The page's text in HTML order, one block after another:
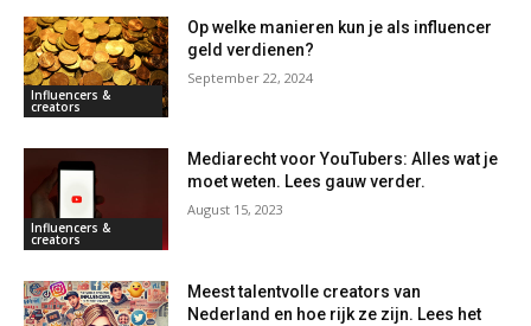
Influencers &
creators
Op welke manieren kun je als influencer
geld verdienen?
September 22, 2024
Influencers &
creators
Mediarecht voor YouTubers: Alles wat je
moet weten. Lees gauw verder.
August 15, 2023
Meest talentvolle creators van
Nederland en hoe rijk ze zijn. Lees het